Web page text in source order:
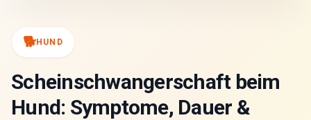
🐕HUND
Scheinschwangerschaft beim
Hund: Symptome, Dauer &